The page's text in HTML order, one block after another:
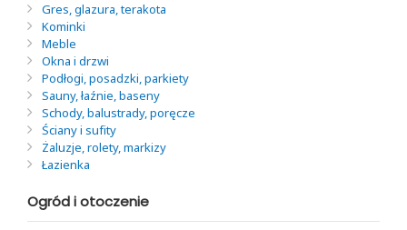
Gres, glazura, terakota
Kominki
Meble
Okna i drzwi
Podłogi, posadzki, parkiety
Sauny, łaźnie, baseny
Schody, balustrady, poręcze
Ściany i sufity
Żaluzje, rolety, markizy
Łazienka
Ogród i otoczenie